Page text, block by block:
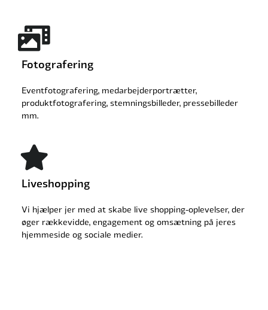
Fotografering
Eventfotografering, medarbejderportrætter,
produktfotografering, stemningsbilleder, pressebilleder
mm.
Liveshopping
Vi hjælper jer med at skabe live shopping-oplevelser, der
øger rækkevidde, engagement og omsætning på jeres
hjemmeside og sociale medier.